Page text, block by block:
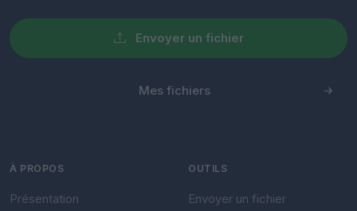
Envoyer un fichier
Mes fichiers
À PROPOS
Présentation
OUTILS
Envoyer un fichier